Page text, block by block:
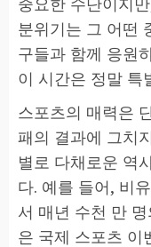
분위기는 그 어떤
구들과 함께 응원
이 시간은 정말 특
스포츠의 매력은
패의 결과에 그치
별로 다채로운 역
다. 예를 들어, 비
서 매년 수천 만
은 국제 스포츠 이